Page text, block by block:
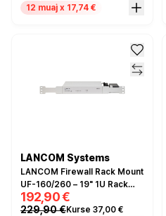
12 muaj x 17,74 €
LANCOM Systems
LANCOM Firewall Rack Mount
UF-160/260 – 19" 1U Rack
Mount Kit për R&S Unified
Firewall UF-160 dhe UF-260
192,90 €
229,90 €Kurse 37,00 €